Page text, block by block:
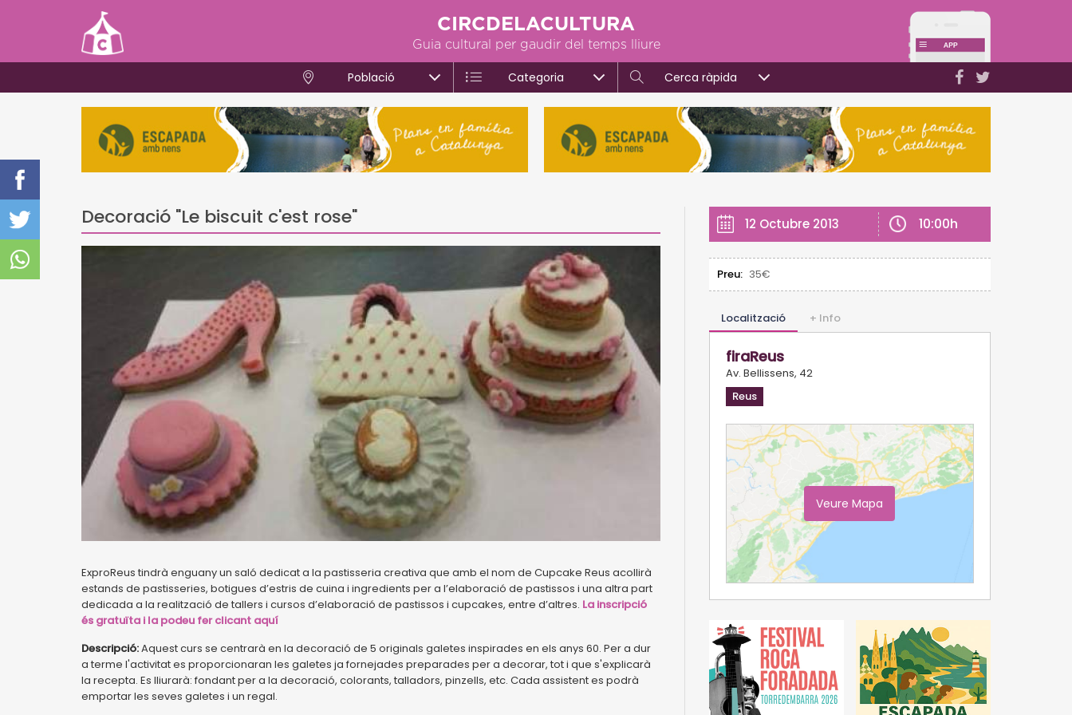
CIRCDELACULTURA
Guia cultural per gaudir del temps lliure
Població Categoria Cerca ràpida
Decoració "Le biscuit c'est rose"
ExproReus tindrà enguany un saló dedicat a la pastisseria creativa que amb el nom de Cupcake Reus acollirà
estands de pastisseries, botigues d’estris de cuina i ingredients per a l’elaboració de pastissos i una altra part
dedicada a la realització de tallers i cursos d’elaboració de pastissos i cupcakes, entre d’altres. La inscripció
és gratuïta i la podeu fer clicant aquí
Descripció:Aquest curs se centrarà en la decoració de 5 originals galetes inspirades en els anys 60. Per a dur
a terme l'activitat es proporcionaran les galetes ja fornejades preparades per a decorar, tot i que s'explicarà
la recepta. Es lliurarà: fondant per a la decoració, colorants, talladors, pinzells, etc. Cada assistent es podrà
emportar les seves galetes i un regal.
12 Octubre 2013 10:00h
Preu: 35€
Localització + Info
firaReus
Av. Bellissens, 42
Reus
Veure Mapa